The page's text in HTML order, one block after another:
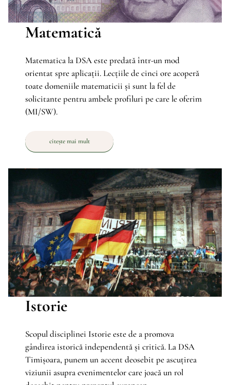
Matematică
Matematica la DSA este predată într-un mod
orientat spre aplicații. Lecțiile de cinci ore acoperă
toate domeniile matematicii și sunt la fel de
solicitante pentru ambele profiluri pe care le oferim
(MI/SW).
citește mai mult
Istorie
Scopul disciplinei Istorie este de a promova
gândirea istorică independentă și critică. La DSA
Timișoara, punem un accent deosebit pe ascuțirea
viziunii asupra evenimentelor care joacă un rol